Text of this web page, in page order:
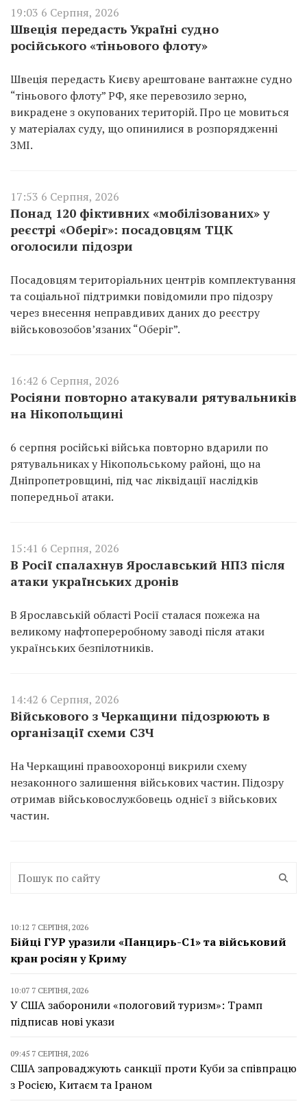
19:03 6 Серпня, 2026
Швеція передасть Україні судно
російського «тіньового флоту»
Швеція передасть Києву арештоване вантажне судно
“тіньового флоту” РФ, яке перевозило зерно,
викрадене з окупованих територій. Про це мовиться
у матеріалах суду, що опинилися в розпорядженні
ЗМІ.
17:53 6 Серпня, 2026
Понад 120 фіктивних «мобілізованих» у
реєстрі «Оберіг»: посадовцям ТЦК
оголосили підозри
Посадовцям територіальних центрів комплектування
та соціальної підтримки повідомили про підозру
через внесення неправдивих даних до реєстру
військовозобов’язаних “Оберіг”.
16:42 6 Серпня, 2026
Росіяни повторно атакували рятувальників
на Нікопольщині
6 серпня російські війська повторно вдарили по
рятувальниках у Нікопольському районі, що на
Дніпропетровщині, під час ліквідації наслідків
попередньої атаки.
15:41 6 Серпня, 2026
В Росії спалахнув Ярославський НПЗ після
атаки українських дронів
В Ярославській області Росії сталася пожежа на
великому нафтопереробному заводі після атаки
українських безпілотників.
14:42 6 Серпня, 2026
Військового з Черкащини підозрюють в
організації схеми СЗЧ
На Черкащині правоохоронці викрили схему
незаконного залишення військових частин. Підозру
отримав військовослужбовець однієї з військових
частин.
10:12 7 СЕРПНЯ, 2026
Бійці ГУР уразили «Панцирь-С1» та військовий
кран росіян у Криму
10:07 7 СЕРПНЯ, 2026
У США заборонили «пологовий туризм»: Трамп
підписав нові укази
09:45 7 СЕРПНЯ, 2026
США запроваджують санкції проти Куби за співпрацю
з Росією, Китаєм та Іраном